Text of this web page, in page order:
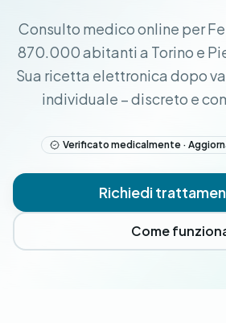
Consulto medico online per
870.000 abitanti a Torino e
Sua ricetta elettronica dopo
individuale – discreto e
Verificato medicalmente ·
Richiedi
Come